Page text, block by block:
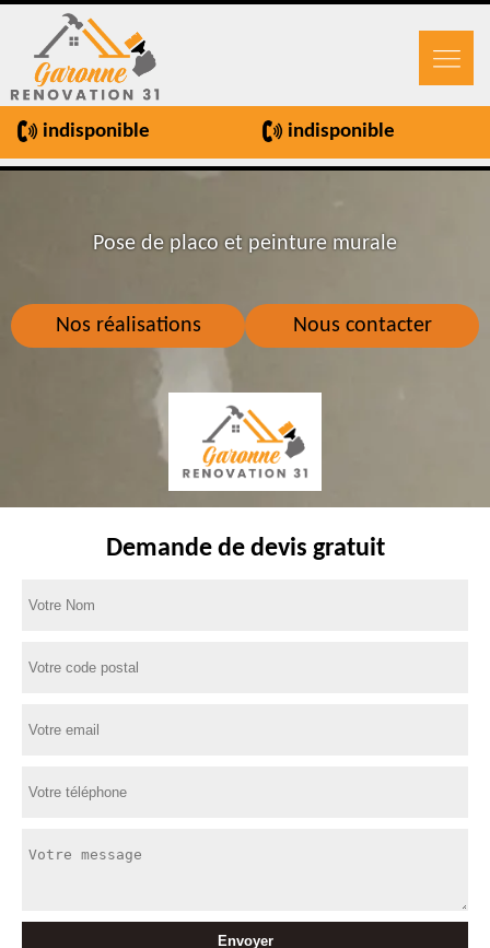
indisponible indisponible
Nos réalisations Nous contacter
Pose de placo et peinture murale
Demande de devis gratuit